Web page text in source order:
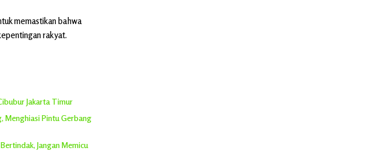
memastikan bahwa
rakyat.
Jakarta Timur
Menghiasi Pintu Gerbang
Jangan Memicu